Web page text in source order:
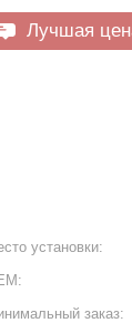
Лучшая
установки:
заказ: